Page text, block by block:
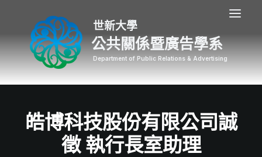
公共關係暨廣告學系
皓博科技股份有限公司誠
徵 執行長室助理